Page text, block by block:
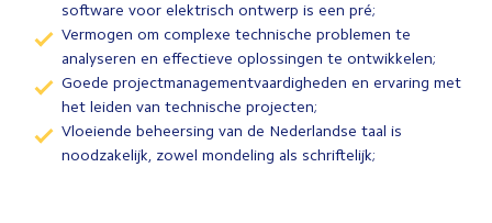
software voor elektrisch ontwerp is een pré;
Vermogen om complexe technische problemen te
analyseren en effectieve oplossingen te ontwikkelen;
Goede projectmanagementvaardigheden en ervaring met
het leiden van technische projecten;
Vloeiende beheersing van de Nederlandse taal is
noodzakelijk, zowel mondeling als schriftelijk;